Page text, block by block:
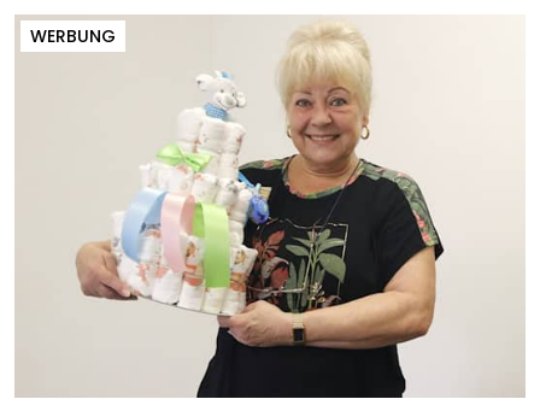
WERBUNG